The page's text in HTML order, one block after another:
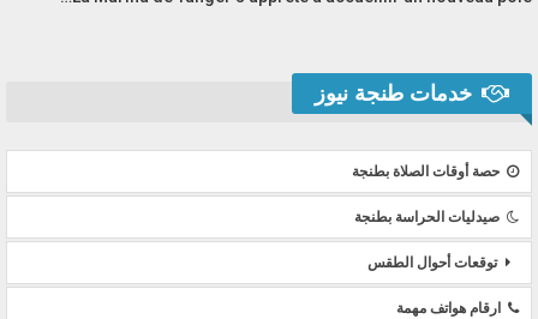
خدمات طنجة نيوز
حصة أوقات الصلاة بطنجة
صيدليات الحراسة بطنجة
توقعات أحوال الطقس
ارقام هواتف مهمة